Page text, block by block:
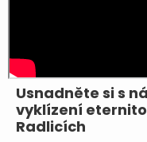
Usnadněte si s
vyklízení
Radlicích